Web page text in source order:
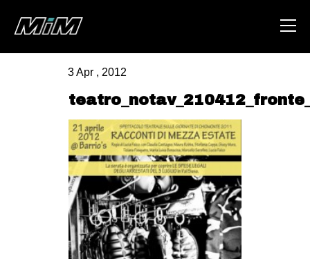
ABOUT
AREA
DEGENERAZIONE
GAZA FREESTYLE
CSOA LAMBRETTA
MSM
3 Apr , 2012